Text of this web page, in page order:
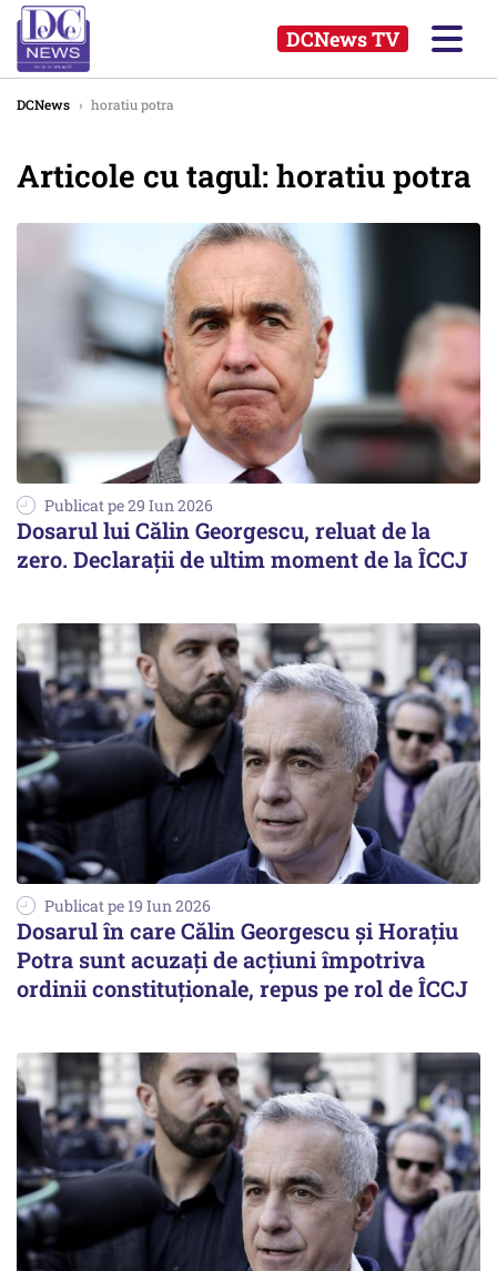
DCNews TV
DCNews › horatiu potra
Articole cu tagul: horatiu potra
Publicat pe 29 Iun 2026
Dosarul lui Călin Georgescu, reluat de la
zero. Declarații de ultim moment de la ÎCCJ
Publicat pe 19 Iun 2026
Dosarul în care Călin Georgescu și Horațiu
Potra sunt acuzați de acţiuni împotriva
ordinii constituţionale, repus pe rol de ÎCCJ